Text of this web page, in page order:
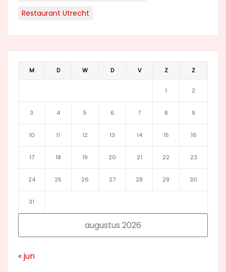
Restaurant Utrecht
augustus 2026
M D W D V Z Z
1 2
3 4 5 6 7 8 9
10 11 12 13 14 15 16
17 18 19 20 21 22 23
24 25 26 27 28 29 30
31
« jun